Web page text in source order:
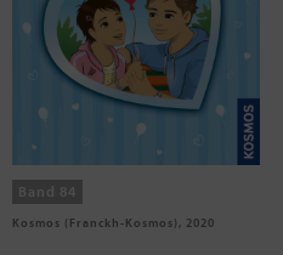
Heger, Ann-Katrin
Die drei !!!, Luftballon-Küsse
Band 84
Kosmos (Franckh-Kosmos), 2020